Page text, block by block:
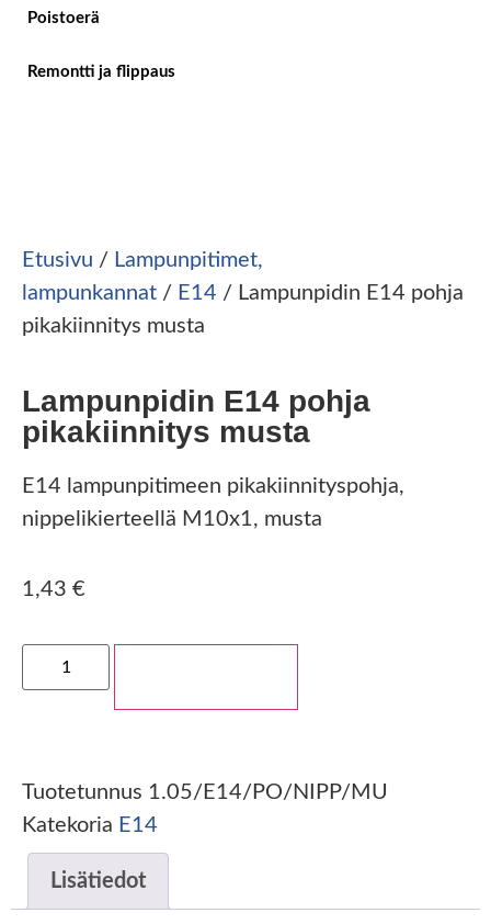
Poistoerä
Remontti ja flippaus
Etusivu / Lampunpitimet,
lampunkannat / E14 / Lampunpidin E14 pohja
pikakiinnitys musta
Lampunpidin E14 pohja
pikakiinnitys musta
E14 lampunpitimeen pikakiinnityspohja,
nippelikierteellä M10x1, musta
1,43 €
Tuotetunnus 1.05/E14/PO/NIPP/MU
Katekoria E14
Lisätiedot